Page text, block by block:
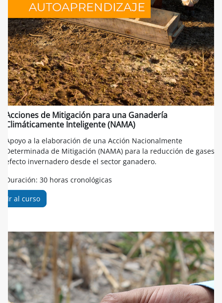
Acciones de Mitigación para una Ganadería
Climáticamente Inteligente (NAMA)
Apoyo a la elaboración de una Acción Nacionalmente
Determinada de Mitigación (NAMA) para la reducción de gases
efecto invernadero desde el sector ganadero.
Duración: 30 horas cronológicas
Ir al curso